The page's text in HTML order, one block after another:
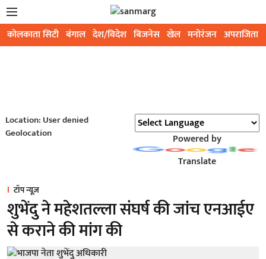
कोलकाता सिटी बंगाल देश/विदेश बिजनेस खेल मनोरंजन अपराजिता
Location: User denied
Geolocation
Powered by
Translate
टॉप न्यूज़
शुभेंदु ने महेशतल्ला संघर्ष की जांच एनआईए
से कराने की मांग की